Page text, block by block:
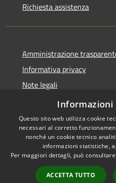
Richiesta assistenza
Amministrazione
Informativa privacy
Note legali
Dichiarazione di accessibilità
Accessibilità
Informazioni
Questo sito web utilizza cookie
necessari al corretto
nonché un cookie tecnico
informazioni statistiche,
Per maggiori dettagli, può
ACCETTA TUTTO